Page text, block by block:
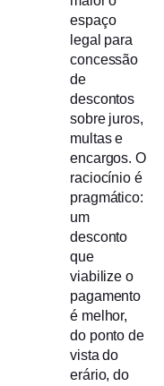
espaço
legal para
concessão
de
descontos
sobre juros,
multas e
encargos. O
raciocínio é
pragmático:
um
desconto
que
viabilize o
pagamento
é melhor,
do ponto de
vista do
erário, do